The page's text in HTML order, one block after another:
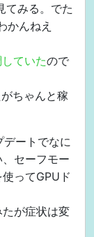
てみる。でた
かんねえ
ていたので
ちゃんと稼
デートでなに
セーフモー
ってGPUド
が症状は変